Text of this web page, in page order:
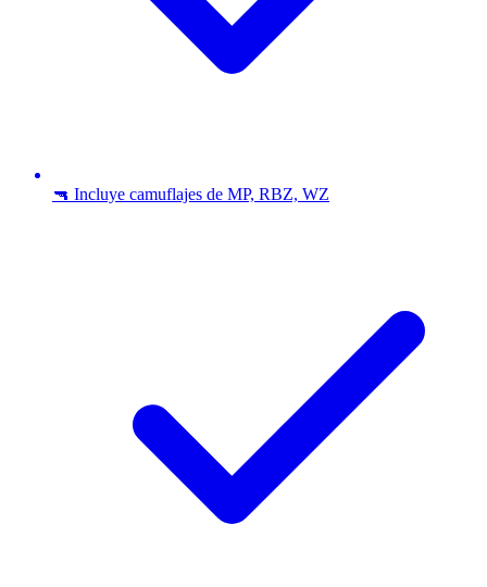
🔫 Incluye camuflajes de MP, RBZ, WZ